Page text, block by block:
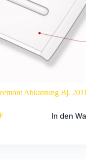
Abkantung Bj.
In den